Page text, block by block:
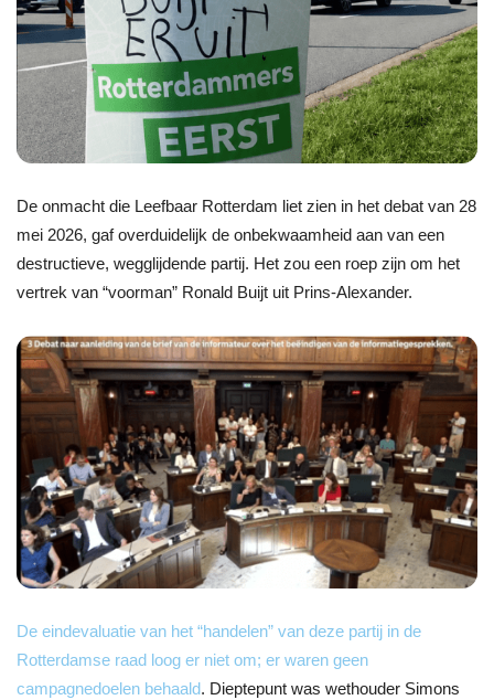
De onmacht die Leefbaar Rotterdam liet zien in het debat van 28
mei 2026, gaf overduidelijk de onbekwaamheid aan van een
destructieve, wegglijdende partij. Het zou een roep zijn om het
vertrek van “voorman” Ronald Buijt uit Prins-Alexander.
De eindevaluatie van het “handelen” van deze partij in de
Rotterdamse raad loog er niet om; er waren geen
campagnedoelen behaald. Dieptepunt was wethouder Simons